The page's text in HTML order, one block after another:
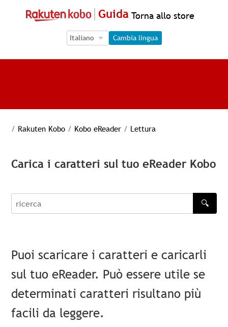
Guida Torna allo store
Language Selection
Language Selection
Cambia lingua
/ Rakuten Kobo / Kobo eReader / Lettura
Carica i caratteri sul tuo eReader Kobo
recherche
🔍
Puoi scaricare i caratteri e caricarli
sul tuo eReader. Può essere utile se
determinati caratteri risultano più
facili da leggere.